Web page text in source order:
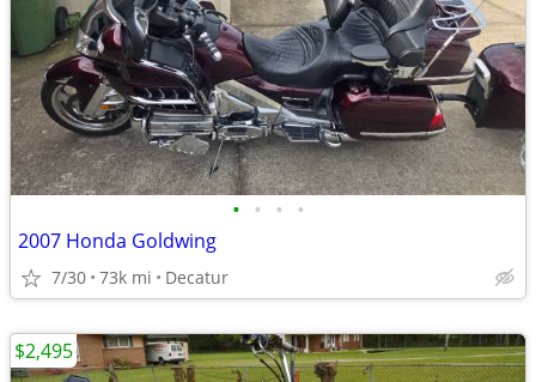
• • • •
2007 Honda Goldwing
7/30 73k mi Decatur
$2,495